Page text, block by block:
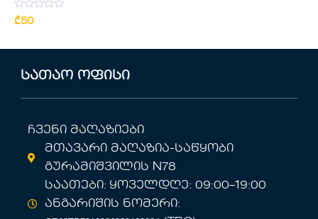
Rated
0
₾50
სათაო ოფისი
ჩვენი მაღაზიები
მთავარი მაღაზია-საწყობი
გურამიშვილის N78
საათები: ყოველდღე: 09:00–19:00
ანგარიშის ნომერი: